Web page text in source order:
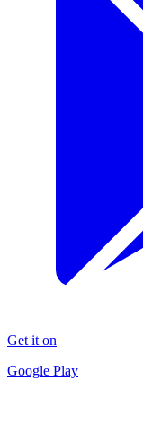
Get it on
Google Play